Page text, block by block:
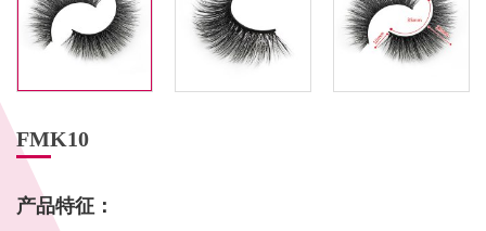
FMK10
产品特征：